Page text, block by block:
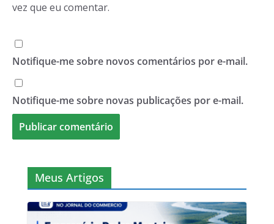
vez que eu comentar.
Notifique-me sobre novos comentários por e-mail.
Notifique-me sobre novas publicações por e-mail.
Meus Artigos